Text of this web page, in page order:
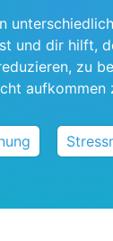
und dir hilft,
zu
aufkommen